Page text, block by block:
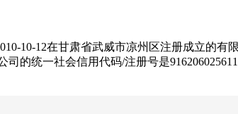
10-12在甘肃省武威市凉州区注册成立的
的统一社会信用代码/注册号是